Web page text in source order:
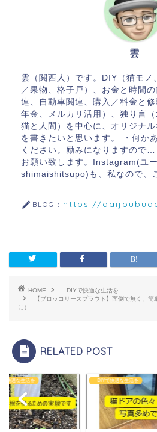
雲
雲（関西人）です。DIY（猫モノ
／果物、格子戸）、お金と時間
連、自動車関連、購入／料金と
年金、メルカリ活用）、独り言（
猫と人間）を中心に、オリジナ
を書きたいと思います。 ・何か
ください。励みになりますので
お願い致します。Instagram(ユ
shimaishitsupo)も、私なので、
BLOG： https://
HOME
DIYで快適な生活を
【ブロッコリースプラウト】面倒で無く、
に）
RELATED POST
快適な生活を DIYで快適な生活を